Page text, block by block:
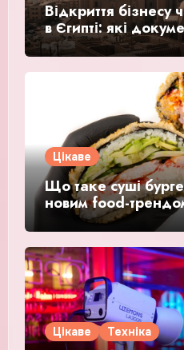
Відкриття бізнесу
в Єгипті: які
потребують
Цікаве
Що таке суші
новим food-
Цікаве Техніка